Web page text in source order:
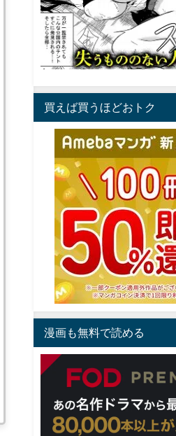
買えば買うほどおトク
漫画も無料で読める